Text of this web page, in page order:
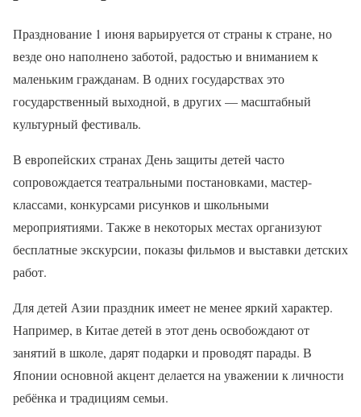
Празднование 1 июня варьируется от страны к стране, но
везде оно наполнено заботой, радостью и вниманием к
маленьким гражданам. В одних государствах это
государственный выходной, в других — масштабный
культурный фестиваль.
В европейских странах День защиты детей часто
сопровождается театральными постановками, мастер-
классами, конкурсами рисунков и школьными
мероприятиями. Также в некоторых местах организуют
бесплатные экскурсии, показы фильмов и выставки детских
работ.
Для детей Азии праздник имеет не менее яркий характер.
Например, в Китае детей в этот день освобождают от
занятий в школе, дарят подарки и проводят парады. В
Японии основной акцент делается на уважении к личности
ребёнка и традициям семьи.